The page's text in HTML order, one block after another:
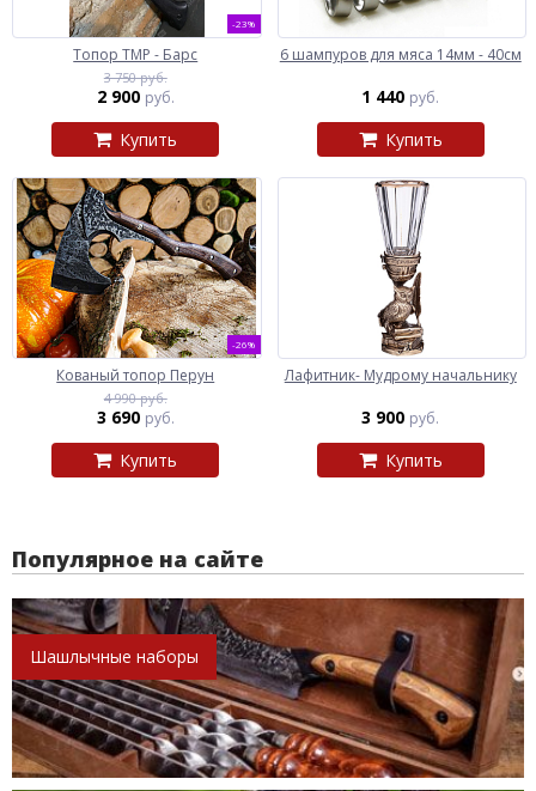
-23%
Топор ТМР - Барс
3 750 руб.
2 900 руб.
Купить
6 шампуров для мяса 14мм - 40см
1 440 руб.
Купить
-26%
Кованый топор Перун
4 990 руб.
3 690 руб.
Купить
Лафитник- Мудрому начальнику
3 900 руб.
Купить
Популярное на сайте
Шашлычные наборы